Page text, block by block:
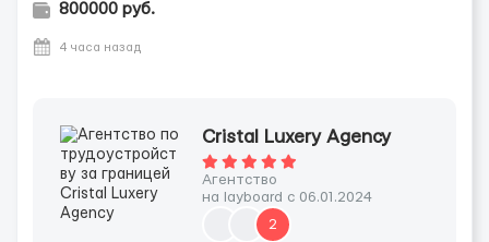
800000 руб.
4 часа назад
Cristal Luxery Agency
Агентство
на layboard с 06.01.2024
2